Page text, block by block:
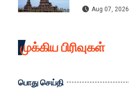
Aug 07, 2026
முக்கிய பிரிவுகள்
பொது செய்தி